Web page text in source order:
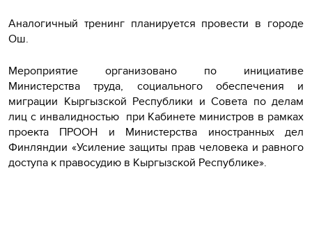
Аналогичный тренинг планируется провести в городе
Ош.
Мероприятие организовано по инициативе
Министерства труда, социального обеспечения и
миграции Кыргызской Республики и Совета по делам
лиц с инвалидностью при Кабинете министров в рамках
проекта ПРООН и Министерства иностранных дел
Финляндии «Усиление защиты прав человека и равного
доступа к правосудию в Кыргызской Республике».